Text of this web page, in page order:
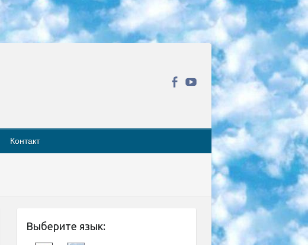
Контакт
Выберите язык: